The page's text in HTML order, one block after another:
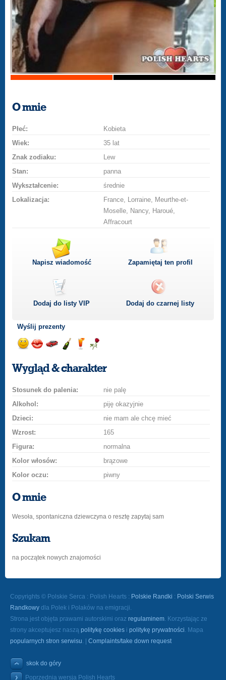
O mnie
Płeć:
Kobieta
Wiek:
35 lat
Znak zodiaku:
Lew
Stan:
panna
Wykształcenie:
średnie
Lokalizacja:
France, Lorraine, Meurthe-et-
Moselle, Nancy, Haroué,
Affracourt
Napisz wiadomość Zapamiętaj ten profil
Dodaj do listyVIP Dodaj do czarnej listy
Wyślij prezenty
uśmiech
buziakasamochodem
szampana
drinka
różę
Wygląd & charakter
Stosunek do palenia:
nie palę
Alkohol:
piję okazyjnie
Dzieci:
nie mam ale chcę mieć
Wzrost:
165
Figura:
normalna
Kolor włosów:
brązowe
Kolor oczu:
piwny
O mnie
Wesoła, spontaniczna dziewczyna o resztę zapytaj sam
Szukam
na początek nowych znajomości
Copyrights © Polskie Serca : Polish Hearts : Polskie Randki : Polski Serwis
Randkowy dla Polek i Polaków na emigracji.
Strona jest objęta prawami autorskimi oraz regulaminem. Korzystając ze
strony akceptujesz naszą politykę cookies i politykę prywatności. Mapa
popularnych stron serwisu. | Complaints/take down request
skok do góry
Poprzednia wersja Polish Hearts